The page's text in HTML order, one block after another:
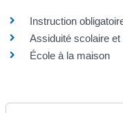
Instruction
Assiduité scolaire
École à la maison